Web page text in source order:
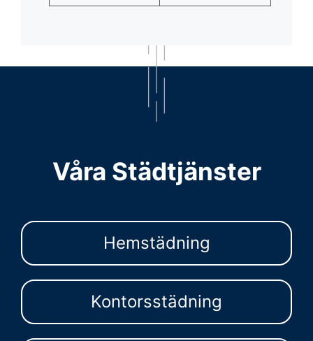
Våra Städtjänster
Hemstädning
Kontorsstädning